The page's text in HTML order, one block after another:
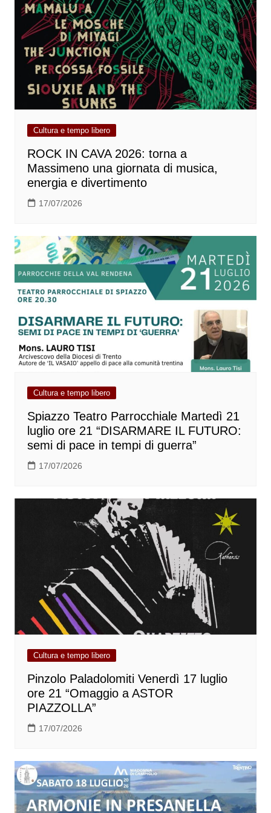
Cultura e tempo libero
ROCK IN CAVA 2026: torna a
Massimeno una giornata di musica,
energia e divertimento
17/07/2026
Cultura e tempo libero
Spiazzo Teatro Parrocchiale Martedì 21
luglio ore 21 “DISARMARE IL FUTURO:
semi di pace in tempi di guerra”
17/07/2026
Cultura e tempo libero
Pinzolo Paladolomiti Venerdì 17 luglio
ore 21 “Omaggio a ASTOR
PIAZZOLLA”
17/07/2026